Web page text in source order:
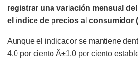
registrar una variación mensual
el índice de precios al consumidor
Aunque el indicador se mantiene
4.0 por ciento Â±1.0 por ciento